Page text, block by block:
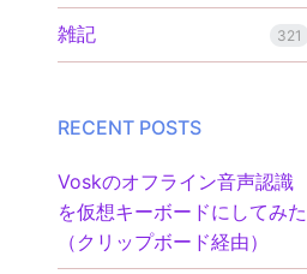
雑記 321
RECENT POSTS
Voskのオフライン音声認識
を仮想キーボードにしてみた
（クリップボード経由）